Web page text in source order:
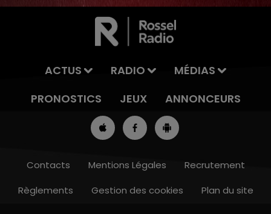
16h00 - 19h00
ACTUS RADIO
MÉDIAS
PRONOSTICS
JEUX ANNONCEURS
Contacts Mentions Légales
Recrutement
Règlements
Gestion des cookies Plan du site